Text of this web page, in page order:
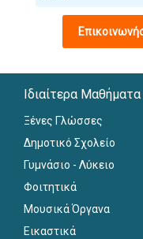
Ιδιαίτερα Μαθήματα
Ξένες Γλώσσες
Δημοτικό Σχολείο
Γυμνάσιο - Λύκειο
Φοιτητικά
Μουσικά Όργανα
Εικαστικά